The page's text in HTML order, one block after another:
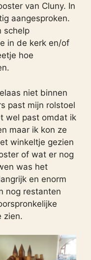
van Cluny. In
aangesproken.
schelp
in de kerk en/of
hoe
niet binnen
past mijn rolstoel
wel past omdat ik
maar ik kon ze
winkeltje gezien
of wat er nog
was het
en enorm
nog restanten
zien.